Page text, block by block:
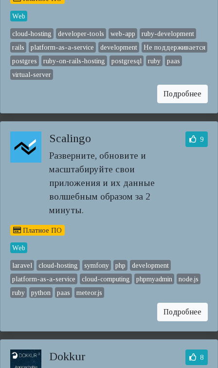
Web
cloud-hosting developer-tools web-app
ruby-development
rails
platform-as-a-service development
Не поддерживается
postgres
ruby-on-rails-hosting postgresql ruby
paas
virtual-server
Подробнее
Scalingo
Разверните, обновите и
масштабируйте свои
приложения и их данные
волшебным образом за 2
минуты.
9
Платное ПО
Web
laravel cloud-hosting symfony php
development
platform-as-a-service
cloud-computing phpmyadmin
node.js
ruby
python paas meteor.js
Подробнее
Dokkur 8